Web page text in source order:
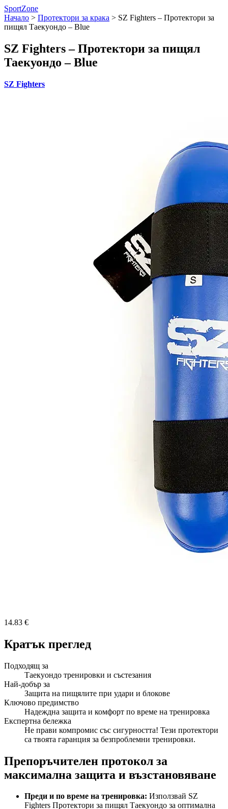
SportZone
Начало > Протектори за крака > SZ Fighters – Протектори за
пищял Таекуондо – Blue
SZ Fighters – Протектори за пищял
Таекуондо – Blue
SZ Fighters
14.83 €
Кратък преглед
Подходящ за
Таекуондо тренировки и състезания
Най-добър за
Защита на пищялите при удари и блокове
Ключово предимство
Надеждна защита и комфорт по време на тренировка
Експертна бележка
Не прави компромис със сигурността! Тези протектори
са твоята гаранция за безпроблемни тренировки.
Препоръчителен протокол за
максимална защита и възстановяване
Преди и по време на тренировка: Използвай SZ
Fighters Протектори за пищял Таекуондо за оптимална